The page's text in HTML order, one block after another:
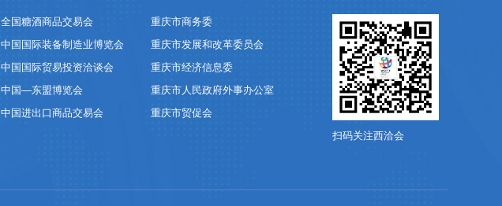
全国糖酒商品交易会
重庆市商务委
中国国际装备制造业博览会
重庆市发展和改革委员会
中国国际贸易投资洽谈会
重庆市经济信息委
中国—东盟博览会
重庆市人民政府外事办公室
中国进出口商品交易会 重庆市贸促会
扫码关注西洽会